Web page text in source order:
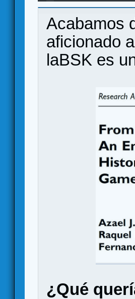
104.640 juegos
Acabamos
aficionado
laBSK es
¿Qué